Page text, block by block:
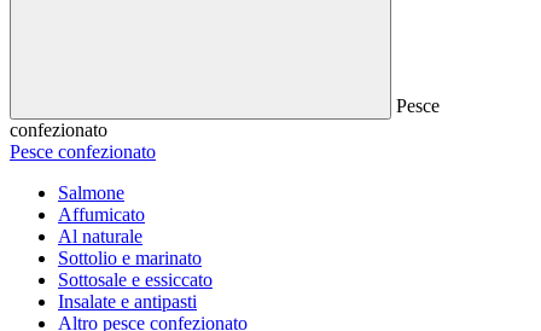
Pesce
confezionato
Pesce confezionato
Salmone
Affumicato
Al naturale
Sottolio e marinato
Sottosale e essiccato
Insalate e antipasti
Altro pesce confezionato